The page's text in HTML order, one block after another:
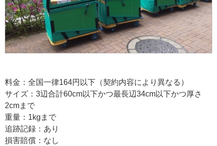
料金：全国一律164円以下（契約内容により異なる）
サイズ：3辺合計60cm以下かつ最長辺34cm以下かつ厚さ
2cmまで
重量：1kgまで
追跡記録：あり
損害賠償：なし